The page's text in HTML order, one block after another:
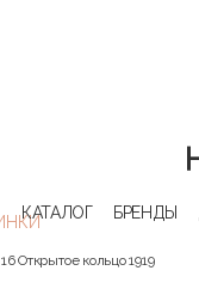
КАТАЛОГ БРЕНДЫ
16 Открытое кольцо 1919